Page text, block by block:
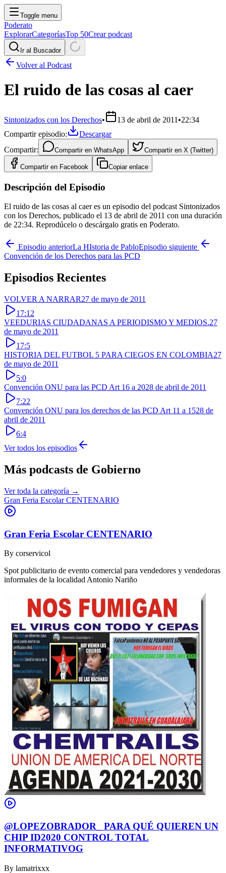
Toggle menu
Poderato
ExplorarCategoríasTop 50Crear podcast
Ir al Buscador
Volver al Podcast
El ruido de las cosas al caer
Sintonizados con los Derechos• 13 de abril de 2011 •22:34
Compartir episodio:
Descargar
Compartir:
Compartir en WhatsApp Compartir en X (Twitter)
Compartir en Facebook Copiar enlace
Descripción del Episodio
El ruido de las cosas al caer es un episodio del podcast Sintonizados
con los Derechos, publicado el 13 de abril de 2011 con una duración
de 22:34. Reprodúcelo o descárgalo gratis en Poderato.
Episodio anteriorLa HIstoria de PabloEpisodio siguiente
Convención de los Derechos para las PCD
Episodios Recientes
VOLVER A NARRAR27 de mayo de 2011
17:12
VEEDURIAS CIUDADANAS A PERIODISMO Y MEDIOS.27
de mayo de 2011
17:5
HISTORIA DEL FUTBOL 5 PARA CIEGOS EN COLOMBIA27
de mayo de 2011
5:0
Convención ONU para las PCD Art 16 a 2028 de abril de 2011
7:22
Convención ONU para los derechos de las PCD Art 11 a 1528 de
abril de 2011
6:4
Ver todos los episodios
Más podcasts de Gobierno
Ver toda la categoría →
Gran Feria Escolar CENTENARIO
Gran Feria Escolar CENTENARIO
By corservicol
Spot publicitario de evento comercial para vendedores y vendedoras
informales de la localidad Antonio Nariño
@LOPEZOBRADOR_ PARA QUÉ QUIEREN UN
CHIP ID2020 CONTROL TOTAL
INFORMATIVOG
By lamatrixxx